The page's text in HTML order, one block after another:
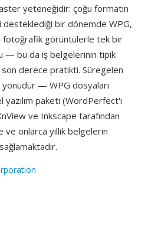
yeteneğidir: çoğu formatın
desteklediği bir dönemde WPG,
fotoğrafik görüntülerle tek bir
— bu da iş belgelerinin tipik
derece pratikti. Süregelen
— WPG dosyaları
yazılım paketi (WordPerfect'ı
ve Inkscape tarafından
onlarca yıllık belgelerin